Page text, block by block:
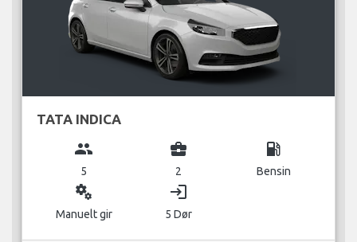
TATA INDICA
group
5
business_center
2
local_gas_station
Bensin
miscellaneous_services
Manuelt gir
login
5 Dør